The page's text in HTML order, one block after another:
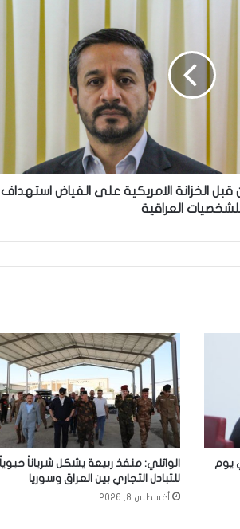
الخزانة الامريكية على الفياض استهداف
العراقية
يوم
الوائلي: منفذ ربيعة يشكل شرياناً حيوياً
للتبادل التجاري بين العراق وسوريا
أغسطس 8, 2026